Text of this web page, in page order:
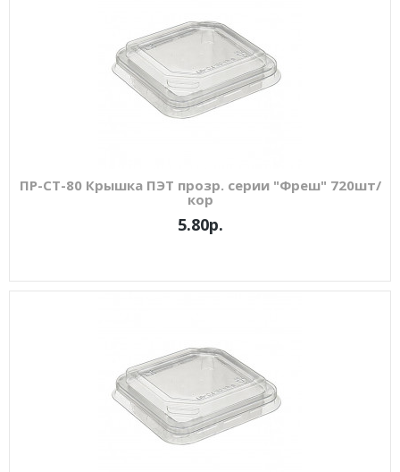
ПР-СТ-80 Крышка ПЭТ прозр. серии "Фреш" 720шт/
кор
5.80р.